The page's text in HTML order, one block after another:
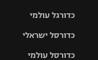
כדורגל עולמי
האלופות
כדורסל ישראלי
כדורסל עולמי